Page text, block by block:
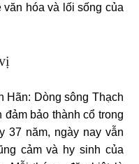
hóa và lối sống của
Hãn: Dòng sông Thạch
bảo thành cổ trong
37 năm, ngày nay vẫn
cảm và hy sinh của